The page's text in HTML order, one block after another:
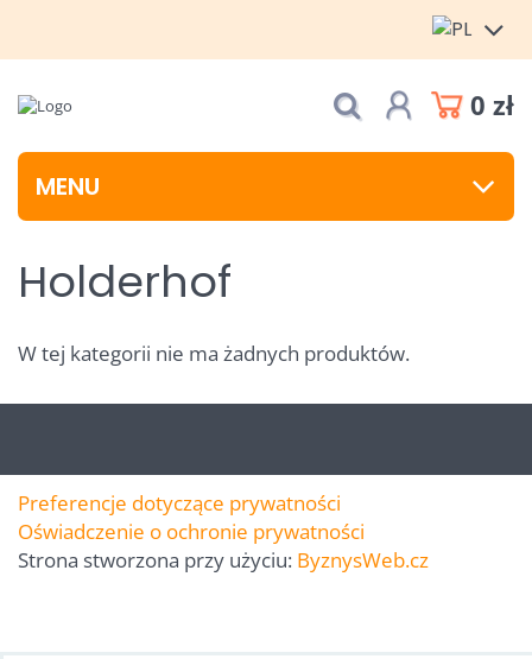
0 zł
MENU
Holderhof
W tej kategorii nie ma żadnych produktów.
Preferencje dotyczące prywatności
Oświadczenie o ochronie prywatności
Strona stworzona przy użyciu: ByznysWeb.cz